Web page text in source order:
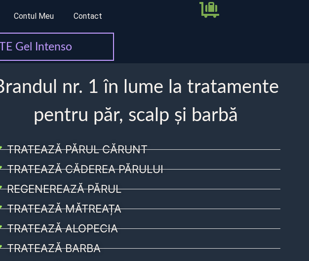
Contul Meu Contact
Gel Intenso
nr. 1 în lume la tratamente
pentru păr, scalp și barbă
TRATEAZĂ PĂRUL CĂRUNT
TRATEAZĂ CĂDEREA PĂRULUI
REGENEREAZĂ PĂRUL
TRATEAZĂ MĂTREAȚA
TRATEAZĂ ALOPECIA
TRATEAZĂ BARBA